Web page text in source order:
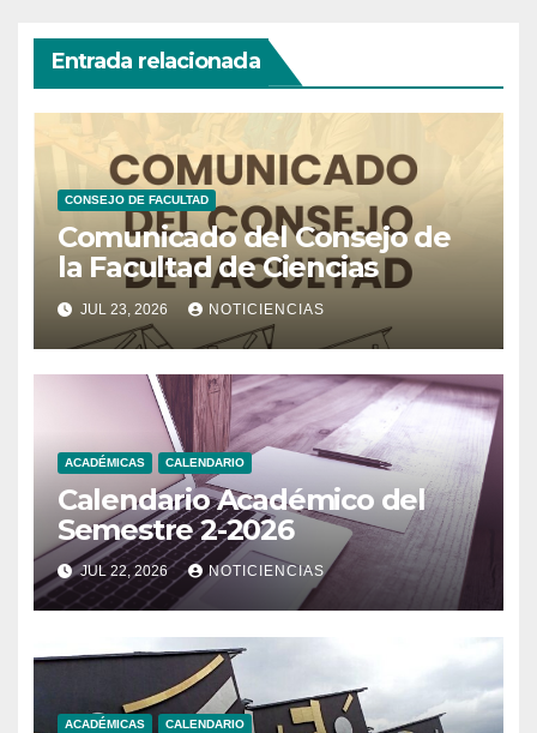
Entrada relacionada
CONSEJO DE FACULTAD
Comunicado del Consejo de
la Facultad de Ciencias
JUL 23, 2026 NOTICIENCIAS
ACADÉMICAS CALENDARIO
Calendario Académico del
Semestre 2-2026
JUL 22, 2026 NOTICIENCIAS
ACADÉMICAS CALENDARIO